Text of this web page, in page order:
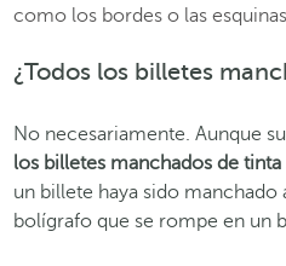
como los bordes o las
¿Todos los billetes
No necesariamente. Aunque
los billetes manchados de
un billete haya sido
bolígrafo que se rompe en un